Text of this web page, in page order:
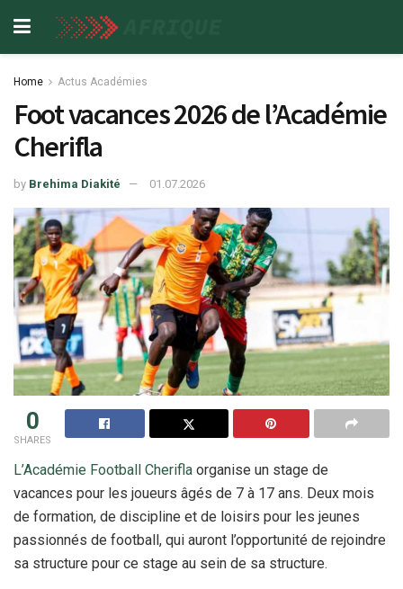
Home Actus Académies
Foot vacances 2026 de l’Académie
Cherifla
by Brehima Diakité 01.07.2026
0
SHARES
L’Académie Football Cherifla organise un stage de
vacances pour les joueurs âgés de 7 à 17 ans. Deux mois
de formation, de discipline et de loisirs pour les jeunes
passionnés de football, qui auront l’opportunité de rejoindre
sa structure pour ce stage au sein de sa structure.